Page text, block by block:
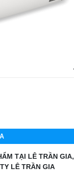
TẠI LÊ TRẦN GIA,
LÊ TRẦN GIA